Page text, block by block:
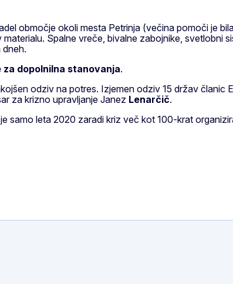
območje okoli mesta Petrinja (večina pomoči je
Spalne vreče, bivalne zabojnike, svetlobni
za dopolnilna stanovanja.
odziv na potres. Izjemen odziv 15 držav
za krizno upravljanje Janez Lenarčič.
je samo leta 2020 zaradi kriz več kot 100-krat